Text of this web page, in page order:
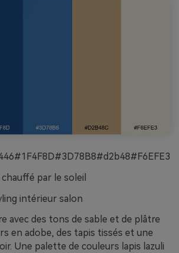
par le soleil
intérieur salon
avec des tons de sable et de plâtre
en adobe, des tapis tissés et une
Une palette de couleurs lapis lazuli